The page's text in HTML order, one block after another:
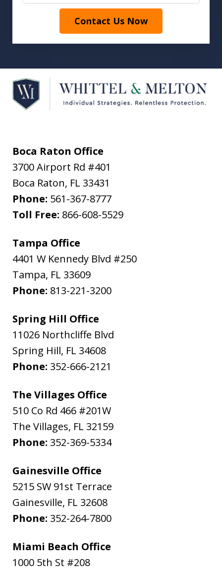
Contact Us Now
Boca Raton Office
3700 Airport Rd #401
Boca Raton, FL 33431
Phone: 561-367-8777
Toll Free: 866-608-5529
Tampa Office
4401 W Kennedy Blvd #250
Tampa, FL 33609
Phone: 813-221-3200
Spring Hill Office
11026 Northcliffe Blvd
Spring Hill, FL 34608
Phone: 352-666-2121
The Villages Office
510 Co Rd 466 #201W
The Villages, FL 32159
Phone: 352-369-5334
Gainesville Office
5215 SW 91st Terrace
Gainesville, FL 32608
Phone: 352-264-7800
Miami Beach Office
1000 5th St #208